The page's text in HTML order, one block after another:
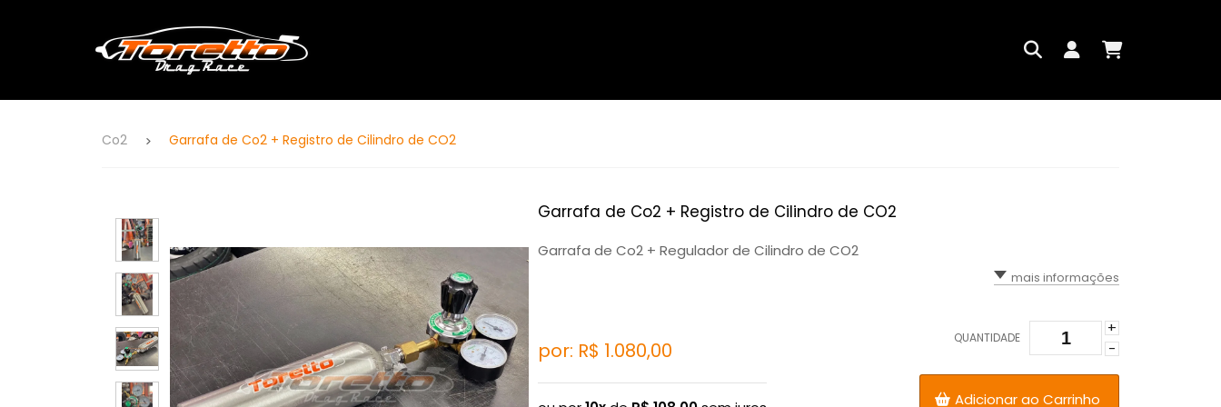
Co2 Garrafa de Co2 + Registro de Cilindro de CO2
Garrafa de Co2 + Registro de Cilindro de CO2
Garrafa de Co2 + Regulador de Cilindro de CO2
mais informações
por: R$ 1.080,00
QUANTIDADE
+
-
Adicionar ao Carrinho